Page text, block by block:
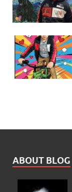
ABOUT BLOG